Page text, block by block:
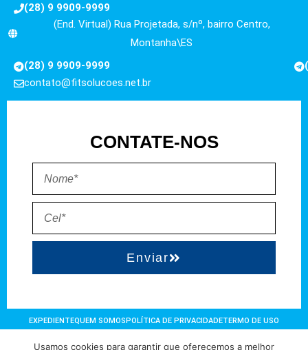
(28) 9 9909-9999
(End. Virtual) Rua Projetada, s/nº, bairro Centro,
Montanha\ES
(28) 9 9909-9999
contato@fitsolucoes.net.br
CONTATE-NOS
Enviar
EXPEDIENTEQUEM SOMOS POLÍTICA DE PRIVACIDADETERMO DE USO
Usamos cookies para garantir que oferecemos a melhor